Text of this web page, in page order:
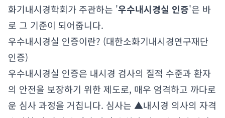
화기내시경학회가 주관하는 '우수내시경실 인증'은 바
로 그 기준이 되어줍니다.
우수내시경실 인증이란? (대한소화기내시경연구재단
인증)
우수내시경실 인증은 내시경 검사의 질적 수준과 환자
의 안전을 보장하기 위한 제도로, 매우 엄격하고 까다로
운 심사 과정을 거칩니다. 심사는 ▲내시경 의사의 자격